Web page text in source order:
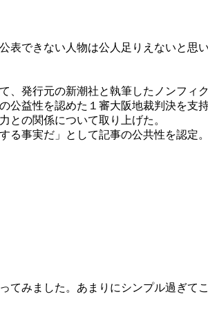
できない人物は公人足りえないと思
発行元の新潮社と執筆したノンフィ
益性を認めた１審大阪地裁判決を支
の関係について取り上げた。
事実だ」として記事の公共性を認定
みました。あまりにシンプル過ぎて